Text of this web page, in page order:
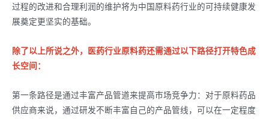
过程的改进和合理利润的维护将为中国原料药行业的可持续健康发
展奠定更坚实的基础。
除了以上所说之外，医药行业原料药还需通过以下路径打开特色成
长空间：
第一条路径是通过丰富产品管道来提高市场竞争力：对于原料药品
供应商来说，通过研发不断丰富自己的产品管线，可以在一定程度